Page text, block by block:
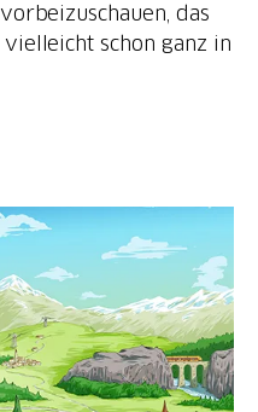
das
schon ganz in